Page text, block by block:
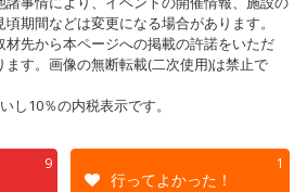
期間などは変更になる場合があります。
先から本ページへの掲載の許諾をいただ
ます。画像の無断転載(二次使用)は禁止で
し10％の内税表示です。
9 1
行ってよかった！